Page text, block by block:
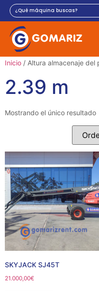
Inicio / Altura almacenaje
2.39 m
Mostrando el único resultado
SKYJACK SJ45T
21.000,00€